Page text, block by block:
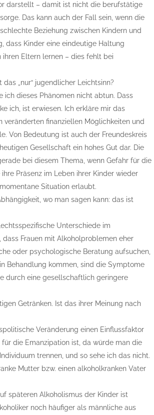
darstellt – damit ist nicht die berufstätige
Das kann auch der Fall sein, wenn die
Beziehung zwischen Kindern und
dass Kinder eine eindeutige Haltung
Eltern lernen – dies fehlt bei
„nur“ jugendlicher Leichtsinn?
dieses Phänomen nicht abtun. Dass
ich, ist erwiesen. Ich erkläre mir das
finanziellen Möglichkeiten und
Von Bedeutung ist auch der Freundeskreis
Gesellschaft ein hohes Gut dar. Die
bei diesem Thema, wenn Gefahr für die
Präsenz im Leben ihrer Kinder wieder
Situation erlaubt.
wo man sagen kann: das ist
Unterschiede im
Frauen mit Alkoholproblemen eher
oder psychologische Beratung aufsuchen,
Behandlung kommen, sind die Symptome
durch eine gesellschaftlich geringere
Getränken. Ist das ihrer Meinung nach
Veränderung einen Einflussfaktor
die Emanzipation ist, da würde man die
trennen, und so sehe ich das nicht.
Mutter bzw. einen alkoholkranken Vater
späteren Alkoholismus der Kinder ist
noch häufiger als männliche aus